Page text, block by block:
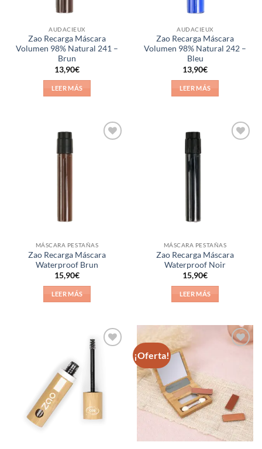
AUDACIEUX
Zao Recarga Máscara
Volumen 98% Natural 241 –
Brun
13,90€
LEER MÁS
AUDACIEUX
Zao Recarga Máscara
Volumen 98% Natural 242 –
Bleu
13,90€
LEER MÁS
MÁSCARA PESTAÑAS
Zao Recarga Máscara
Waterproof Brun
15,90€
LEER MÁS
MÁSCARA PESTAÑAS
Zao Recarga Máscara
Waterproof Noir
15,90€
LEER MÁS
¡Oferta!